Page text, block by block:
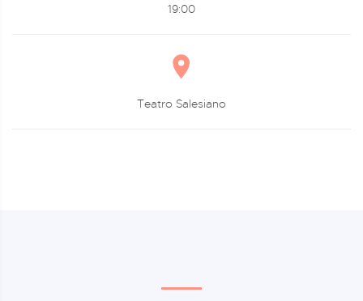
19:00
Teatro Salesiano